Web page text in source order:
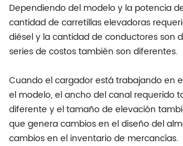
Dependiendo del modelo y la potencia
cantidad de carretillas elevadoras
diésel y la cantidad de conductores son
series de costos también son diferentes.
Cuando el cargador está trabajando en
el modelo, el ancho del canal requerido
diferente y el tamaño de elevación
que genera cambios en el diseño del
cambios en el inventario de mercancías.